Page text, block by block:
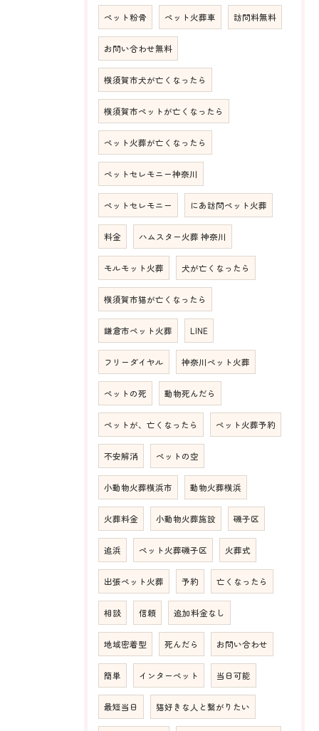
ペット粉骨 ペット火葬車 訪問料無料
お問い合わせ無料
横須賀市犬が亡くなったら
横須賀市ペットが亡くなったら
ペット火葬が亡くなったら
ペットセレモニー神奈川
ペットセレモニー にあ訪問ペット火葬
料金 ハムスター火葬 神奈川
モルモット火葬 犬が亡くなったら
横須賀市猫が亡くなったら
鎌倉市ペット火葬 LINE
フリーダイヤル 神奈川ペット火葬
ペットの死 動物死んだら
ペットが、亡くなったら ペット火葬予約
不安解消 ペットの空
小動物火葬横浜市 動物火葬横浜
火葬料金 小動物火葬施設 磯子区
追浜 ペット火葬磯子区 火葬式
出張ペット火葬 予約 亡くなったら
相談 信頼 追加料金なし
地域密着型 死んだら お問い合わせ
簡単 インターペット 当日可能
最短当日 猫好きな人と繋がりたい